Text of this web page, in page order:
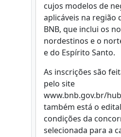
cujos modelos de
aplicáveis na região
BNB, que inclui os
nordestinos e o
e do Espírito Santo.
As inscrições são
pelo site
www.bnb.gov.br/
também está o
condições da
selecionada para a